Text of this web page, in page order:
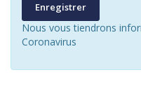
Enregistrer
Nous vous tiendrons
Coronavirus